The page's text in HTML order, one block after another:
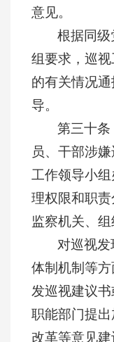
意见。
根据同
组要求，巡
的有关情况
导。
第三十
员、干部涉
工作领导小
理权限和职
监察机关、组
对巡视
体制机制等
发巡视建议
职能部门提
改革等意见建